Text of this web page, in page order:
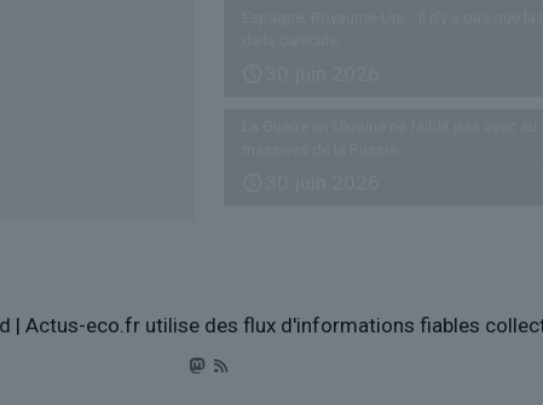
| Actus-eco.fr utilise des flux d'informations fiables